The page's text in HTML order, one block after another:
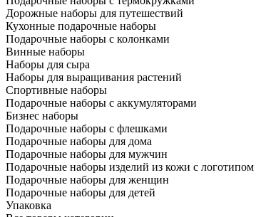
Дорожные наборы для путешествий
Кухонные подарочные наборы
Подарочные наборы с колонками
Винные наборы
Наборы для сыра
Наборы для выращивания растений
Спортивные наборы
Подарочные наборы с аккумуляторами
Бизнес наборы
Подарочные наборы с флешками
Подарочные наборы для дома
Подарочные наборы для мужчин
Подарочные наборы изделий из кожи с логотипом
Подарочные наборы для женщин
Подарочные наборы для детей
Упаковка